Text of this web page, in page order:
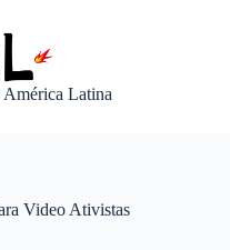
Latina
Video Ativistas